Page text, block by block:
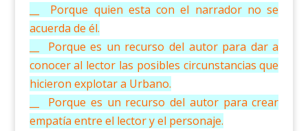
__ Porque quien esta con el narrador no se
acuerda de él.
__ Porque es un recurso del autor para dar a
conocer al lector las posibles circunstancias que
hicieron explotar a Urbano.
__ Porque es un recurso del autor para crear
empatía entre el lector y el personaje.